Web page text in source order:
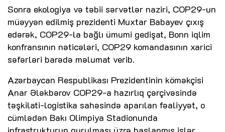
Sonra ekologiya və təbii sərvətlər naziri, COP29-un
müəyyən edilmiş prezidenti Muxtar Babayev çıxış
edərək, COP29-la bağlı ümumi gedişat, Bonn iqlim
konfransının nəticələri, COP29 komandasının xarici
səfərləri barədə məlumat verib.
Azərbaycan Respublikası Prezidentinin köməkçisi
Anar Ələkbərov COP29-a hazırlıq çərçivəsində
təşkilati-logistika sahəsində aparılan fəaliyyət, o
cümlədən Bakı Olimpiya Stadionunda